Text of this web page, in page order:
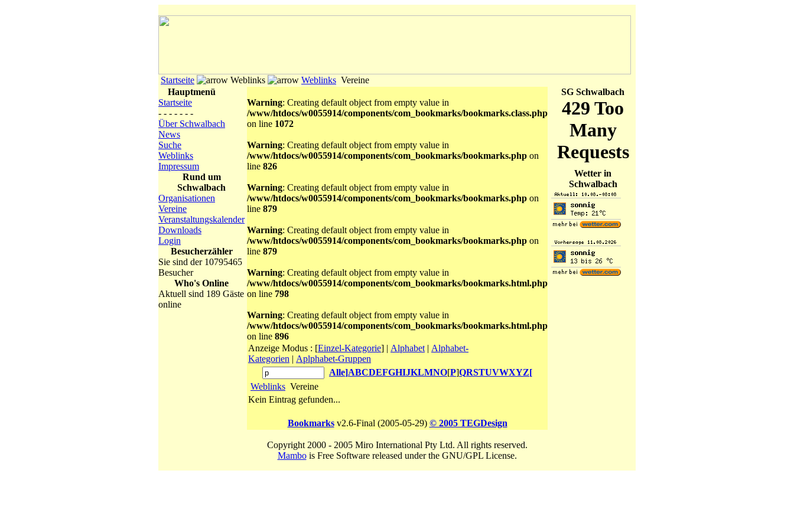
Startseite Weblinks Weblinks Vereine
Hauptmenü
Startseite
- - - - - - -
Über Schwalbach
News
Suche
Weblinks
Impressum
Rund um
Schwalbach
Organisationen
Vereine
Veranstaltungskalender
Downloads
Login
Besucherzähler
Sie sind der 10795465
Besucher
Who's Online
Aktuell sind 189 Gäste
online
Warning: Creating default object from empty value in
/www/htdocs/w0055914/components/com_bookmarks/bookmarks.class.php
on line 1072
Warning: Creating default object from empty value in
/www/htdocs/w0055914/components/com_bookmarks/bookmarks.php on
line 826
Warning: Creating default object from empty value in
/www/htdocs/w0055914/components/com_bookmarks/bookmarks.php on
line 879
Warning: Creating default object from empty value in
/www/htdocs/w0055914/components/com_bookmarks/bookmarks.php on
line 879
Warning: Creating default object from empty value in
/www/htdocs/w0055914/components/com_bookmarks/bookmarks.html.php
on line 798
Warning: Creating default object from empty value in
/www/htdocs/w0055914/components/com_bookmarks/bookmarks.html.php
on line 896
Anzeige Modus : [Einzel-Kategorie] | Alphabet | Alphabet-
Kategorien | Aplphabet-Gruppen
Alle]ABCDEFGHIJKLMNO[P]QRSTUVWXYZ[
Weblinks Vereine
Kein Eintrag gefunden...
Bookmarks v2.6-Final (2005-05-29) © 2005 TEGDesign
SG Schwalbach
Wetter in
Schwalbach
Copyright 2000 - 2005 Miro International Pty Ltd. All rights reserved.
Mambois Free Software released under the GNU/GPL License.